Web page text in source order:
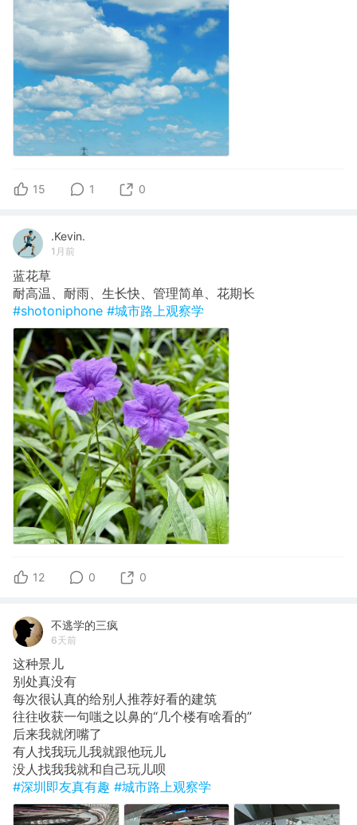
15 1 0
.Kevin.
1月前
蓝花草
耐高温、耐雨、生长快、管理简单、花期长
#shotoniphone #城市路上观察学
12 0 0
不逃学的三疯
6天前
这种景儿
​别处真没有
每次很认真的给别人推荐好看的建筑
​往往收获一句嗤之以鼻的“几个楼有啥看的”
​后来我就闭嘴了
​有人找我玩儿我就跟他玩儿
​没人找我我就和自己玩儿呗
#深圳即友真有趣 #城市路上观察学